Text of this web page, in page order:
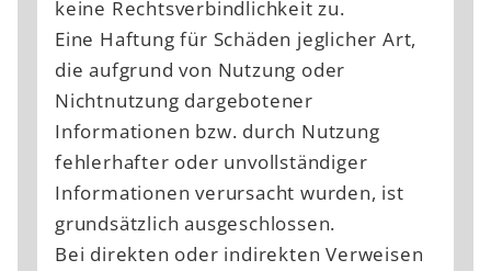
keine Rechtsverbindlichkeit zu.
Eine Haftung für Schäden jeglicher Art,
die aufgrund von Nutzung oder
Nichtnutzung dargebotener
Informationen bzw. durch Nutzung
fehlerhafter oder unvollständiger
Informationen verursacht wurden, ist
grundsätzlich ausgeschlossen.
Bei direkten oder indirekten Verweisen